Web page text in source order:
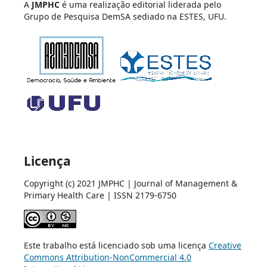
A JMPHCé uma realização editorial liderada pelo
Grupo de Pesquisa DemSA sediado na ESTES, UFU.
Licença
Copyright (c) 2021 JMPHC | Journal of Management &
Primary Health Care | ISSN 2179-6750
Este trabalho está licenciado sob uma licença Creative
Commons Attribution-NonCommercial 4.0